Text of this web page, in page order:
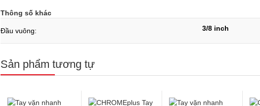
Thông số khác
Đầu vuông: 3/8 inch
Sản phẩm tương tự